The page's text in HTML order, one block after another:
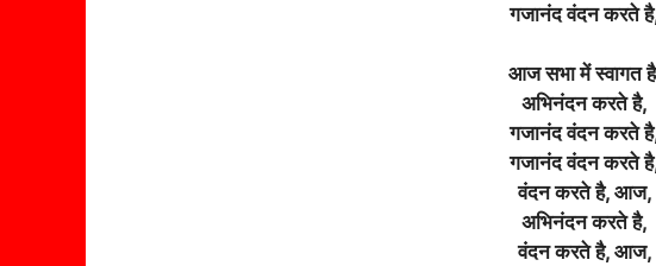
गजानंद वंदन करते
आज सभा में स्वागत
अभिनंदन करते है,
गजानंद वंदन करते
गजानंद वंदन करते
वंदन करते है, आज,
अभिनंदन करते है,
वंदन करते है, आज,